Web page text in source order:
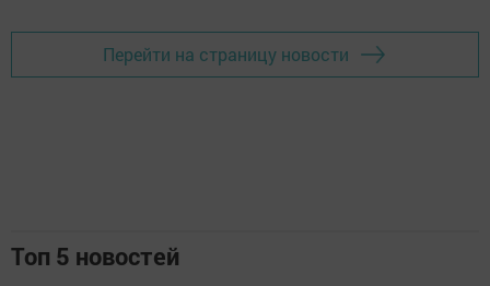
Перейти на страницу новости
Топ 5 новостей